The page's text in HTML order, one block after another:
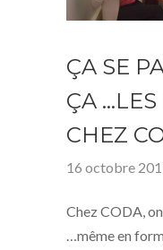
ÇA SE
ÇA
CHEZ
16 octobre
Chez CODA,
…même en